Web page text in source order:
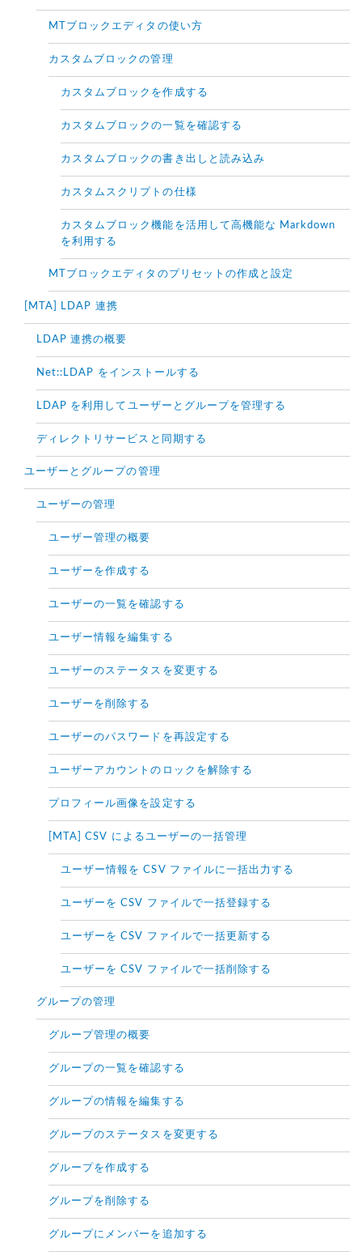
MTブロックエディタの使い方
カスタムブロックの管理
カスタムブロックを作成する
カスタムブロックの一覧を確認する
カスタムブロックの書き出しと読み込み
カスタムスクリプトの仕様
カスタムブロック機能を活用して高機能な Markdown
を利用する
MTブロックエディタのプリセットの作成と設定
[MTA] LDAP 連携
LDAP 連携の概要
Net::LDAP をインストールする
LDAP を利用してユーザーとグループを管理する
ディレクトリサービスと同期する
ユーザーとグループの管理
ユーザーの管理
ユーザー管理の概要
ユーザーを作成する
ユーザーの一覧を確認する
ユーザー情報を編集する
ユーザーのステータスを変更する
ユーザーを削除する
ユーザーのパスワードを再設定する
ユーザーアカウントのロックを解除する
プロフィール画像を設定する
[MTA] CSV によるユーザーの一括管理
ユーザー情報を CSV ファイルに一括出力する
ユーザーを CSV ファイルで一括登録する
ユーザーを CSV ファイルで一括更新する
ユーザーを CSV ファイルで一括削除する
グループの管理
グループ管理の概要
グループの一覧を確認する
グループの情報を編集する
グループのステータスを変更する
グループを作成する
グループを削除する
グループにメンバーを追加する